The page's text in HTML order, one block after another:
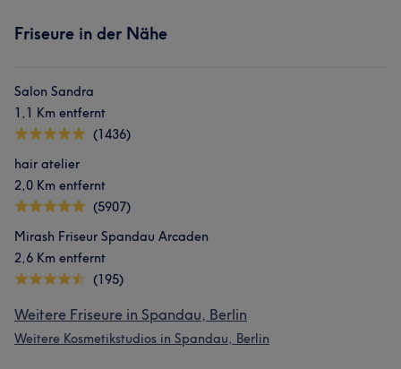
Friseure in der Nähe
Salon Sandra
1,1 Km entfernt
(1436)
hair atelier
2,0 Km entfernt
(5907)
Mirash Friseur Spandau Arcaden
2,6 Km entfernt
(195)
Weitere Friseure in Spandau, Berlin
Weitere Kosmetikstudios in Spandau, Berlin